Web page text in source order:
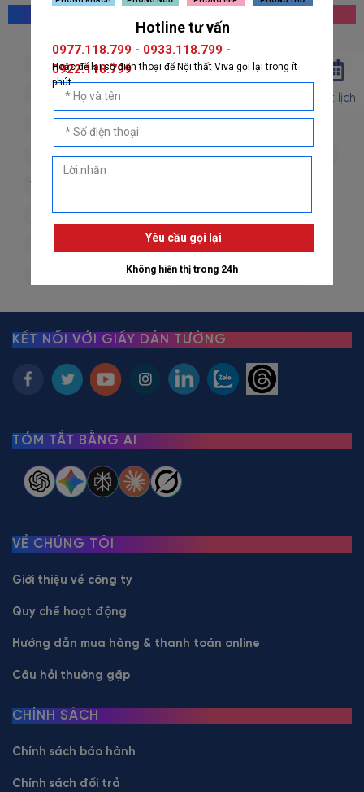
giấy dán tường hàn quốc giấy dán tường nhật bản
giấy dán tường 3d
giấy dán tường phòng ngủ
giấy dán tường phòng thờ giấy dán tường trẻ em
vải dán tường
decal dán kính giấy dán tường giả đá
giấy dán tường giả gỗ giấy dán tường giả gạch
giấy dán tường giả vải giấy dán tường giá rẻ
KẾT NỐI VỚI GIẤY DÁN TƯỜNG
TÓM TẮT BẰNG AI
VỀ CHÚNG TÔI
Giới thiệu về công ty
Quy chế hoạt động
Hướng dẫn mua hàng & thanh toán online
Câu hỏi thường gặp
CHÍNH SÁCH
Chính sách bảo hành
Chính sách đổi trả
Đặt lịch